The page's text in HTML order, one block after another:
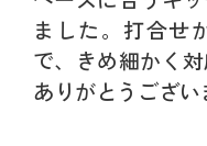
ました。打合せ
で、きめ細かく
ありがとうござい